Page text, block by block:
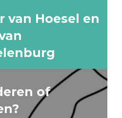
van Hoesel en
of